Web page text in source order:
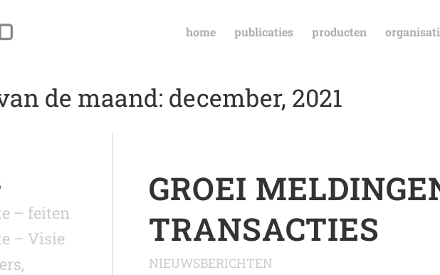
home publicaties producten
de maand: december, 2021
GROEI
TRANSACTIES
NIEUWSBERICHTEN
– feiten
– Visie